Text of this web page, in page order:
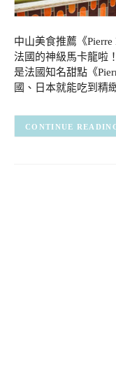
中山美食推薦《
法國的神級馬卡龍啦
是法國知名甜點《
國、日本就能吃到精
CONTINUE